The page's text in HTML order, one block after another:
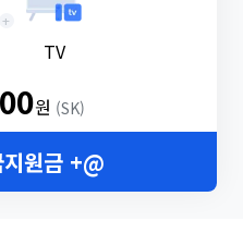
+
TV
원 (SK)
원금 +@